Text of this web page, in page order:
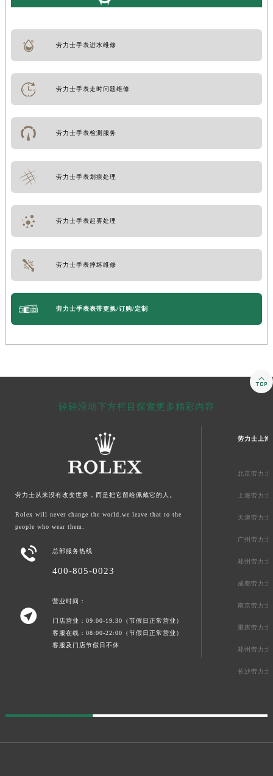
劳力士手表进水维修
劳力士手表走时问题维修
劳力士手表检测服务
劳力士手表划痕处理
劳力士手表起雾处理
劳力士手表摔坏维修
劳力士手表表带更换/订购/定制
轻轻滑动下方栏目探索更多精彩内容
劳力士从来没有改变世界，而是把它留给佩戴它的人。
Rolex will never change the world.we leave that to the
people who wear them.
 总部服务热线
400-805-0023

营业时间：
门店营业：09:00-19:30（节假日正常营业）
客服在线：08:00-22:00（节假日正常营业）
客服及门店节假日不休
劳力士上海
北京劳力士
上海劳力
天津劳力
广州劳力
郑州劳力士
成都劳力
南京劳力士
重庆劳力士
郑州劳力士
长沙劳力士
